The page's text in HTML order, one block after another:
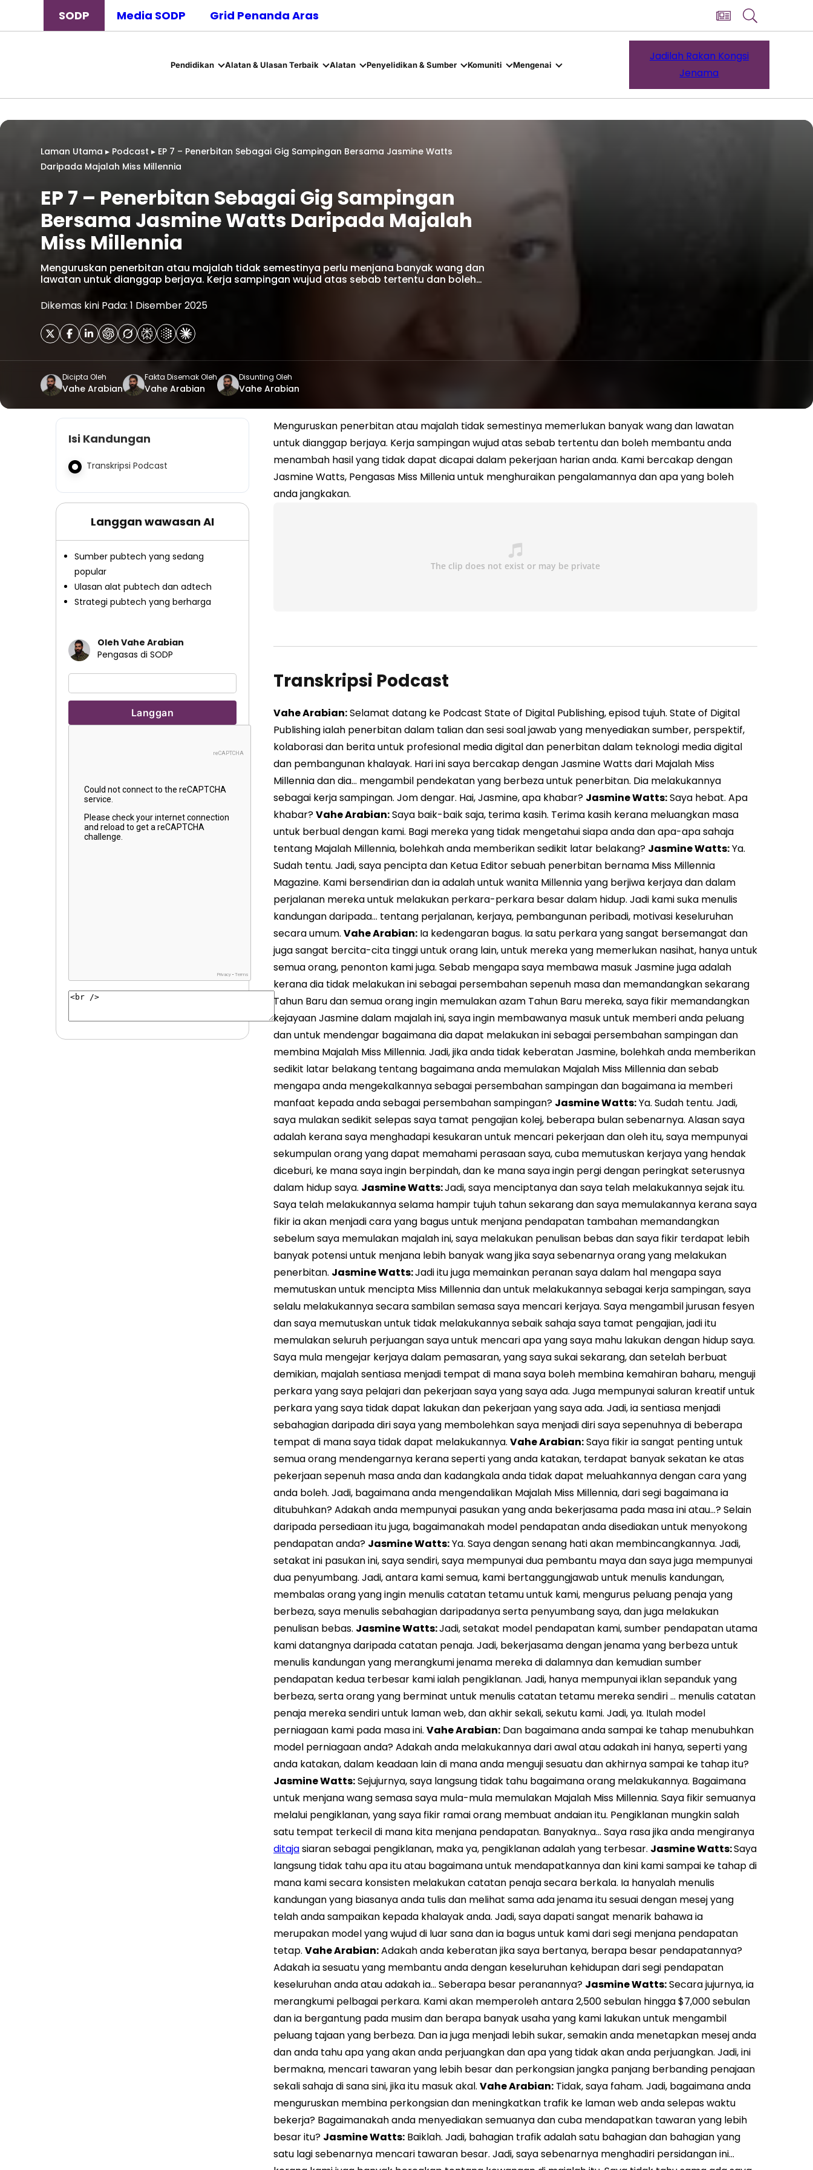
SODP Media SODP Grid Penanda Aras
Pendidikan Alatan & Ulasan Terbaik Alatan Penyelidikan & Sumber Komuniti Mengenai
Jadilah Rakan Kongsi
Jenama
Laman Utama ▸ Podcast ▸ EP 7 – Penerbitan Sebagai Gig Sampingan Bersama Jasmine Watts
Daripada Majalah Miss Millennia
EP 7 – Penerbitan Sebagai Gig Sampingan
Bersama Jasmine Watts Daripada Majalah
Miss Millennia
Menguruskan penerbitan atau majalah tidak semestinya perlu menjana banyak wang dan
lawatan untuk dianggap berjaya. Kerja sampingan wujud atas sebab tertentu dan boleh…
Dikemas kini Pada: 1 Disember 2025
Dicipta Oleh
Vahe Arabian
Fakta Disemak Oleh
Vahe Arabian
Disunting Oleh
Vahe Arabian
Isi Kandungan
Transkripsi Podcast
Langgan wawasan AI
Sumber pubtech yang sedang
popular
Ulasan alat pubtech dan adtech
Strategi pubtech yang berharga
Oleh Vahe Arabian
Pengasas di SODP
Menguruskan penerbitan atau majalah tidak semestinya memerlukan banyak wang dan lawatan
untuk dianggap berjaya. Kerja sampingan wujud atas sebab tertentu dan boleh membantu anda
menambah hasil yang tidak dapat dicapai dalam pekerjaan harian anda. Kami bercakap dengan
Jasmine Watts, Pengasas Miss Millenia untuk menghuraikan pengalamannya dan apa yang boleh
anda jangkakan.
Transkripsi Podcast
Vahe Arabian:Selamat datang ke Podcast State of Digital Publishing, episod tujuh. State of Digital
Publishing ialah penerbitan dalam talian dan sesi soal jawab yang menyediakan sumber, perspektif,
kolaborasi dan berita untuk profesional media digital dan penerbitan dalam teknologi media digital
dan pembangunan khalayak. Hari ini saya bercakap dengan Jasmine Watts dari Majalah Miss
Millennia dan dia… mengambil pendekatan yang berbeza untuk penerbitan. Dia melakukannya
sebagai kerja sampingan. Jom dengar. Hai, Jasmine, apa khabar? Jasmine Watts:Saya hebat. Apa
khabar?Vahe Arabian:Saya baik-baik saja, terima kasih. Terima kasih kerana meluangkan masa
untuk berbual dengan kami. Bagi mereka yang tidak mengetahui siapa anda dan apa-apa sahaja
tentang Majalah Millennia, bolehkah anda memberikan sedikit latar belakang? Jasmine Watts:Ya.
Sudah tentu. Jadi, saya pencipta dan Ketua Editor sebuah penerbitan bernama Miss Millennia
Magazine. Kami bersendirian dan ia adalah untuk wanita Millennia yang berjiwa kerjaya dan dalam
perjalanan mereka untuk melakukan perkara-perkara besar dalam hidup. Jadi kami suka menulis
kandungan daripada... tentang perjalanan, kerjaya, pembangunan peribadi, motivasi keseluruhan
secara umum. Vahe Arabian: Ia kedengaran bagus. Ia satu perkara yang sangat bersemangat dan
juga sangat bercita-cita tinggi untuk orang lain, untuk mereka yang memerlukan nasihat, hanya untuk
semua orang, penonton kami juga. Sebab mengapa saya membawa masuk Jasmine juga adalah
kerana dia tidak melakukan ini sebagai persembahan sepenuh masa dan memandangkan sekarang
Tahun Baru dan semua orang ingin memulakan azam Tahun Baru mereka, saya fikir memandangkan
kejayaan Jasmine dalam majalah ini, saya ingin membawanya masuk untuk memberi anda peluang
dan untuk mendengar bagaimana dia dapat melakukan ini sebagai persembahan sampingan dan
membina Majalah Miss Millennia. Jadi, jika anda tidak keberatan Jasmine, bolehkah anda memberikan
sedikit latar belakang tentang bagaimana anda memulakan Majalah Miss Millennia dan sebab
mengapa anda mengekalkannya sebagai persembahan sampingan dan bagaimana ia memberi
manfaat kepada anda sebagai persembahan sampingan? Jasmine Watts:Ya. Sudah tentu. Jadi,
saya mulakan sedikit selepas saya tamat pengajian kolej, beberapa bulan sebenarnya. Alasan saya
adalah kerana saya menghadapi kesukaran untuk mencari pekerjaan dan oleh itu, saya mempunyai
sekumpulan orang yang dapat memahami perasaan saya, cuba memutuskan kerjaya yang hendak
diceburi, ke mana saya ingin berpindah, dan ke mana saya ingin pergi dengan peringkat seterusnya
dalam hidup saya. Jasmine Watts:Jadi, saya menciptanya dan saya telah melakukannya sejak itu.
Saya telah melakukannya selama hampir tujuh tahun sekarang dan saya memulakannya kerana saya
fikir ia akan menjadi cara yang bagus untuk menjana pendapatan tambahan memandangkan
sebelum saya memulakan majalah ini, saya melakukan penulisan bebas dan saya fikir terdapat lebih
banyak potensi untuk menjana lebih banyak wang jika saya sebenarnya orang yang melakukan
penerbitan. Jasmine Watts:Jadi itu juga memainkan peranan saya dalam hal mengapa saya
memutuskan untuk mencipta Miss Millennia dan untuk melakukannya sebagai kerja sampingan, saya
selalu melakukannya secara sambilan semasa saya mencari kerjaya. Saya mengambil jurusan fesyen
dan saya memutuskan untuk tidak melakukannya sebaik sahaja saya tamat pengajian, jadi itu
memulakan seluruh perjuangan saya untuk mencari apa yang saya mahu lakukan dengan hidup saya.
Saya mula mengejar kerjaya dalam pemasaran, yang saya sukai sekarang, dan setelah berbuat
demikian, majalah sentiasa menjadi tempat di mana saya boleh membina kemahiran baharu, menguji
perkara yang saya pelajari dan pekerjaan saya yang saya ada. Juga mempunyai saluran kreatif untuk
perkara yang saya tidak dapat lakukan dan pekerjaan yang saya ada. Jadi, ia sentiasa menjadi
sebahagian daripada diri saya yang membolehkan saya menjadi diri saya sepenuhnya di beberapa
tempat di mana saya tidak dapat melakukannya. Vahe Arabian:Saya fikir ia sangat penting untuk
semua orang mendengarnya kerana seperti yang anda katakan, terdapat banyak sekatan ke atas
pekerjaan sepenuh masa anda dan kadangkala anda tidak dapat meluahkannya dengan cara yang
anda boleh. Jadi, bagaimana anda mengendalikan Majalah Miss Millennia, dari segi bagaimana ia
ditubuhkan? Adakah anda mempunyai pasukan yang anda bekerjasama pada masa ini atau…? Selain
daripada persediaan itu juga, bagaimanakah model pendapatan anda disediakan untuk menyokong
pendapatan anda? Jasmine Watts:Ya. Saya dengan senang hati akan membincangkannya. Jadi,
setakat ini pasukan ini, saya sendiri, saya mempunyai dua pembantu maya dan saya juga mempunyai
dua penyumbang. Jadi, antara kami semua, kami bertanggungjawab untuk menulis kandungan,
membalas orang yang ingin menulis catatan tetamu untuk kami, mengurus peluang penaja yang
berbeza, saya menulis sebahagian daripadanya serta penyumbang saya, dan juga melakukan
penulisan bebas. Jasmine Watts:Jadi, setakat model pendapatan kami, sumber pendapatan utama
kami datangnya daripada catatan penaja. Jadi, bekerjasama dengan jenama yang berbeza untuk
menulis kandungan yang merangkumi jenama mereka di dalamnya dan kemudian sumber
pendapatan kedua terbesar kami ialah pengiklanan. Jadi, hanya mempunyai iklan sepanduk yang
berbeza, serta orang yang berminat untuk menulis catatan tetamu mereka sendiri ... menulis catatan
penaja mereka sendiri untuk laman web, dan akhir sekali, sekutu kami. Jadi, ya. Itulah model
perniagaan kami pada masa ini. Vahe Arabian: Dan bagaimana anda sampai ke tahap menubuhkan
model perniagaan anda? Adakah anda melakukannya dari awal atau adakah ini hanya, seperti yang
anda katakan, dalam keadaan lain di mana anda menguji sesuatu dan akhirnya sampai ke tahap itu?
Jasmine Watts:Sejujurnya, saya langsung tidak tahu bagaimana orang melakukannya. Bagaimana
untuk menjana wang semasa saya mula-mula memulakan Majalah Miss Millennia. Saya fikir semuanya
melalui pengiklanan, yang saya fikir ramai orang membuat andaian itu. Pengiklanan mungkin salah
satu tempat terkecil di mana kita menjana pendapatan. Banyaknya... Saya rasa jika anda mengiranya
ditajasiaran sebagai pengiklanan, maka ya, pengiklanan adalah yang terbesar. Jasmine Watts:Saya
langsung tidak tahu apa itu atau bagaimana untuk mendapatkannya dan kini kami sampai ke tahap di
mana kami secara konsisten melakukan catatan penaja secara berkala. Ia hanyalah menulis
kandungan yang biasanya anda tulis dan melihat sama ada jenama itu sesuai dengan mesej yang
telah anda sampaikan kepada khalayak anda. Jadi, saya dapati sangat menarik bahawa ia
merupakan model yang wujud di luar sana dan ia bagus untuk kami dari segi menjana pendapatan
tetap. Vahe Arabian:Adakah anda keberatan jika saya bertanya, berapa besar pendapatannya?
Adakah ia sesuatu yang membantu anda dengan keseluruhan kehidupan dari segi pendapatan
keseluruhan anda atau adakah ia… Seberapa besar peranannya? Jasmine Watts:Secara jujurnya, ia
merangkumi pelbagai perkara. Kami akan memperoleh antara 2,500 sebulan hingga $7,000 sebulan
dan ia bergantung pada musim dan berapa banyak usaha yang kami lakukan untuk mengambil
peluang tajaan yang berbeza. Dan ia juga menjadi lebih sukar, semakin anda menetapkan mesej anda
dan anda tahu apa yang akan anda perjuangkan dan apa yang tidak akan anda perjuangkan. Jadi, ini
bermakna, mencari tawaran yang lebih besar dan perkongsian jangka panjang berbanding penajaan
sekali sahaja di sana sini, jika itu masuk akal. Vahe Arabian: Tidak, saya faham. Jadi, bagaimana anda
menguruskan membina perkongsian dan meningkatkan trafik ke laman web anda selepas waktu
bekerja? Bagaimanakah anda menyediakan semuanya dan cuba mendapatkan tawaran yang lebih
besar itu? Jasmine Watts: Baiklah. Jadi, bahagian trafik adalah satu bahagian dan bahagian yang
satu lagi sebenarnya mencari tawaran besar. Jadi, saya sebenarnya menghadiri persidangan ini…